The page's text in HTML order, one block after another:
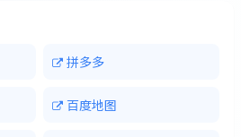
拼多多
百度地图